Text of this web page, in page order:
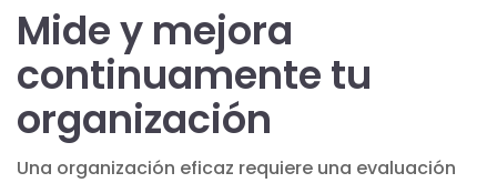
Mide y mejora
continuamente tu
organización
Una organización eficaz requiere una evaluación